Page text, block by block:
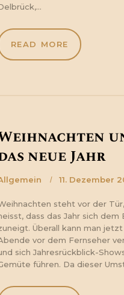
READ MORE
neue Jahr
11. Dezember
steht vor der
dass das Jahr sich dem
Überall kann man
vor dem Fernseher
sich Jahresrückblick-
führen. Da dieser